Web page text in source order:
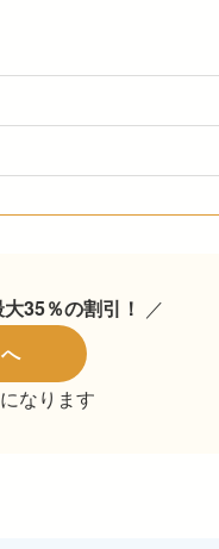
35％の割引！ ／
なります